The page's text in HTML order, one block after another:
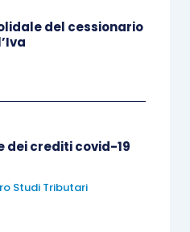
del cessionario
dei crediti covid-19
Studi Tributari